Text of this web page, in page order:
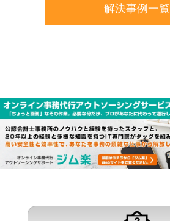
解決事例一覧